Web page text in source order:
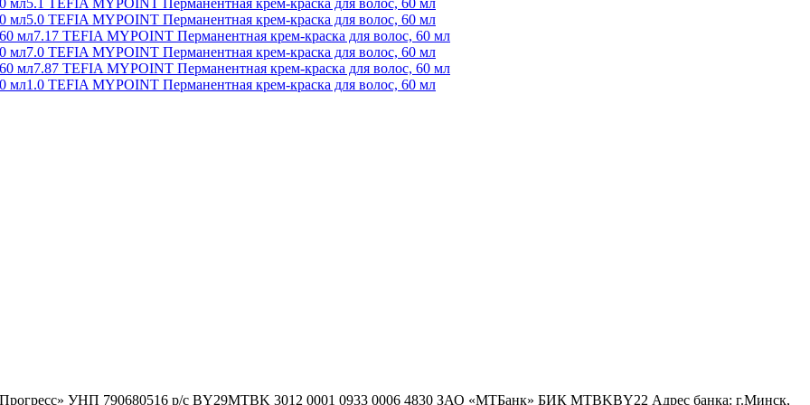
5.0 TEFIA MYPOINT Перманентная крем-краска для волос, 60 мл
7.17 TEFIA MYPOINT Перманентная крем-краска для волос, 60 мл
7.0 TEFIA MYPOINT Перманентная крем-краска для волос, 60 мл
7.87 TEFIA MYPOINT Перманентная крем-краска для волос, 60 мл
1.0 TEFIA MYPOINT Перманентная крем-краска для волос, 60 мл
УНП 790680516 р/с BY29MTBK 3012 0001 0933 0006 4830 ЗАО «МТБанк» БИК MTBKBY22 Адрес банка: г.Минск,